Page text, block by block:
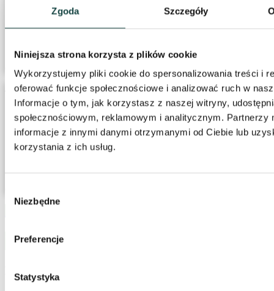
Zgoda Szczegóły
Niniejsza strona korzysta z plików cookie
Wykorzystujemy pliki cookie do spersonalizowania treści i
oferować funkcje społecznościowe i analizować ruch w
Informacje o tym, jak korzystasz z naszej witryny,
społecznościowym, reklamowym i analitycznym. Partnerzy
informacje z innymi danymi otrzymanymi od Ciebie lub
korzystania z ich usług.
zgody
Niezbędne
Preferencje
Statystyka
555 zł
cena za osobę
46 i więcej uczestników
545 zł
ZAMÓW WYCIECZKĘ
Uwagi
Pogoda